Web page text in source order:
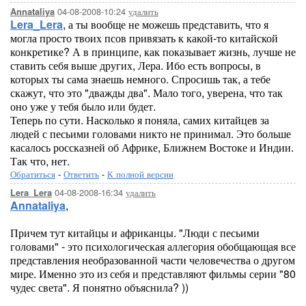
Annataliya 04-08-2008-10:24 удалить
Lera_Lera, а ты вообще не можешь представить, что я
могла просто твоих псов привязать к какой-то китайской
конкретике? А в принципе, как показывает жизнь, лучше не
ставить себя выше других, Лера. Ибо есть вопросы, в
которых ты сама знаешь немного. Спросишь так, а тебе
скажут, что это "дважды два". Мало того, уверена, что так
оно уже у тебя было или будет.
Теперь по сути. Насколько я поняла, самих китайцев за
людей с песьими головами никто не принимал. Это больше
касалось россказней об Африке, Ближнем Востоке и Индии.
Так что, нет.
Обратиться - Ответить - К полной версии
Lera_Lera 04-08-2008-16:34 удалить
Annataliya,
Причем тут китайцы и африканцы. "Люди с песьими
головами" - это психологическая аллегория обобщающая все
представления необразованной части человечества о другом
мире. Именно это из себя и представляют фильмы серии "80
чудес света". Я понятно объяснила? ))